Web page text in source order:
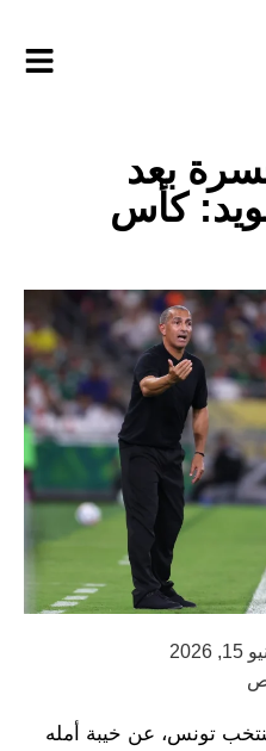
بعد
كأس
2026
تونس، عن خيبة أمله